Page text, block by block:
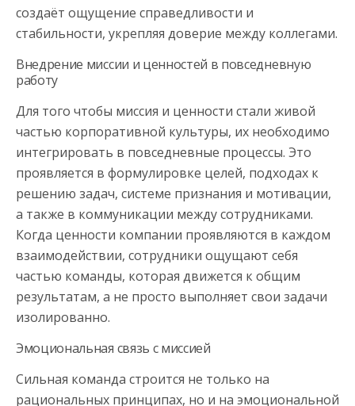
создаёт ощущение справедливости и
стабильности, укрепляя доверие между коллегами.
Внедрение миссии и ценностей в повседневную
работу
Для того чтобы миссия и ценности стали живой
частью корпоративной культуры, их необходимо
интегрировать в повседневные процессы. Это
проявляется в формулировке целей, подходах к
решению задач, системе признания и мотивации,
а также в коммуникации между сотрудниками.
Когда ценности компании проявляются в каждом
взаимодействии, сотрудники ощущают себя
частью команды, которая движется к общим
результатам, а не просто выполняет свои задачи
изолированно.
Эмоциональная связь с миссией
Сильная команда строится не только на
рациональных принципах, но и на эмоциональной